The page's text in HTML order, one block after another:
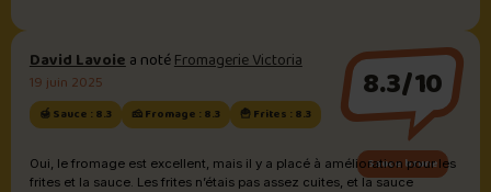
David Lavoiea notéFromagerie Victoria
19 juin 2025
🍯 Sauce : 8.3 🧀 Fromage : 8.3 🍟 Frites : 8.3
8.3/10
Sauce brune
Oui, le fromage est excellent, mais il y a placé à amélioration pour les
frites et la sauce. Les frites n’étais pas assez cuites, et la sauce